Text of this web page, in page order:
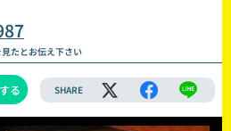
たとお伝え下さい
る SHARE